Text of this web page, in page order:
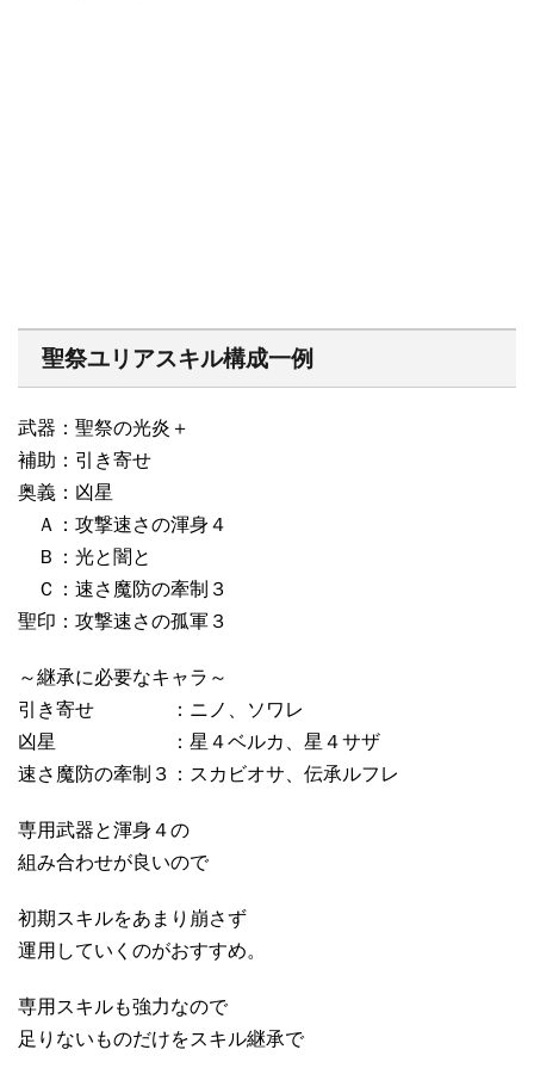
聖祭ユリアスキル構成一例
武器：聖祭の光炎＋
補助：引き寄せ
奥義：凶星
Ａ：攻撃速さの渾身４
Ｂ：光と闇と
Ｃ：速さ魔防の牽制３
聖印：攻撃速さの孤軍３
～継承に必要なキャラ～
引き寄せ ：ニノ、ソワレ
凶星 ：星４ベルカ、星４サザ
速さ魔防の牽制３：スカビオサ、伝承ルフレ
専用武器と渾身４の
組み合わせが良いので
初期スキルをあまり崩さず
運用していくのがおすすめ。
専用スキルも強力なので
足りないものだけをスキル継承で